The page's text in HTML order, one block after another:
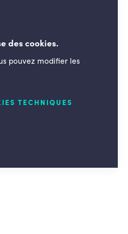
des cookies.
pouvez modifier les
TECHNIQUES